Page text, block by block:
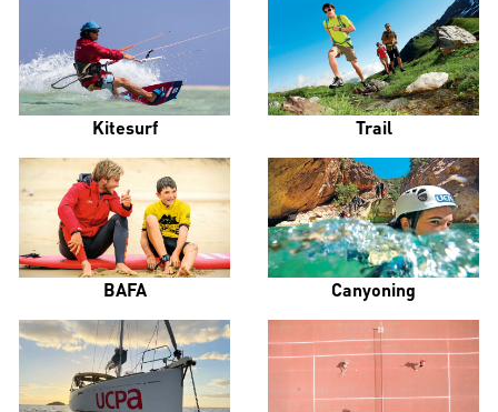
Kitesurf Trail
BAFA Canyoning